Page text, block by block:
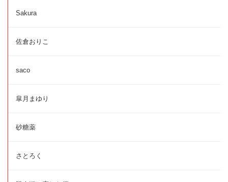
Sakura
佐倉おりこ
saco
皐月まゆり
砂糖薬
さとろく